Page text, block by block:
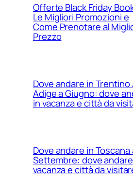
Offerte Black Friday
Le Migliori Promozioni e
Come Prenotare al
Prezzo
Dove andare in Trentino
Adige a Giugno: dove
in vacanza e città da
Dove andare in Toscana
Settembre: dove
vacanza e città da